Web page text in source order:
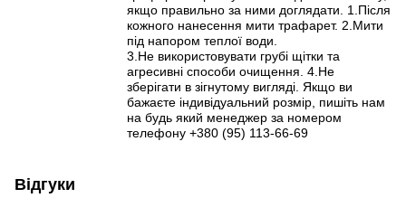
якщо правильно за ними доглядати. 1.Після
кожного нанесення мити трафарет. 2.Мити
під напором теплої води.
3.Не використовувати грубі щітки та
агресивні способи очищення. 4.Не
зберігати в зігнутому вигляді. Якщо ви
бажаєте індивідуальний розмір, пишіть нам
на будь який менеджер за номером
телефону +380 (95) 113-66-69
Відгуки